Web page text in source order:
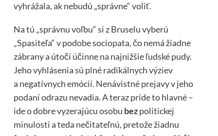
vyhrážala, ak nebudú „správne“ voliť.
Na tú „správnu voľbu“ si z Bruselu vyberú
„Spasiteľa“ v podobe sociopata, čo nemá žiadne
zábrany a útočí účinne na najnižšie ľudské pudy.
Jeho vyhlásenia sú plné radikálnych výziev
a negatívnych emócií. Nenávistné prejavy v jeho
podaní odrazu nevadia. A teraz príde to hlavné –
ide o dobre vyzerajúcu osobu bezpolitickej
minulosti a teda nečitateľnú, pretože žiadnu